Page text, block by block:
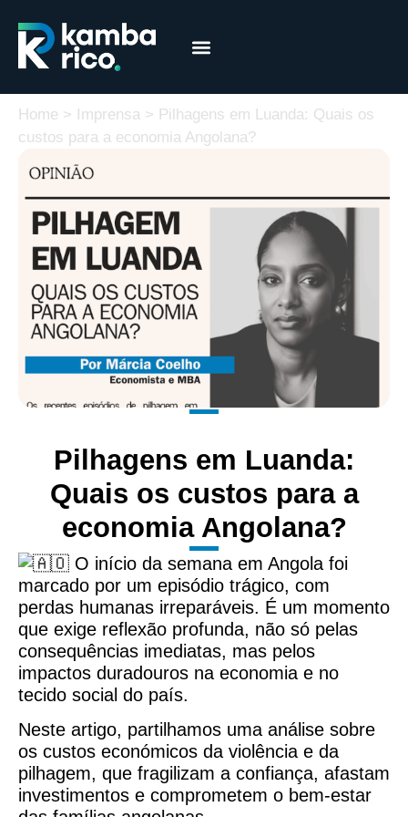
Home > Imprensa > Pilhagens em Luanda: Quais os
custos para a economia Angolana?
Pilhagens em Luanda:
Quais os custos para a
economia Angolana?
O início da semana em Angola foi
marcado por um episódio trágico, com
perdas humanas irreparáveis. É um momento
que exige reflexão profunda, não só pelas
consequências imediatas, mas pelos
impactos duradouros na economia e no
tecido social do país.
Neste artigo, partilhamos uma análise sobre
os custos económicos da violência e da
pilhagem, que fragilizam a confiança, afastam
investimentos e comprometem o bem-estar